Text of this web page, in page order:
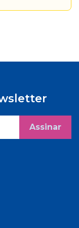
Assinar